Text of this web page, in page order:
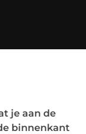
je aan de
binnenkant